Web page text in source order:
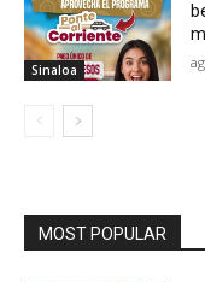
Sinaloa
MOST POPULAR